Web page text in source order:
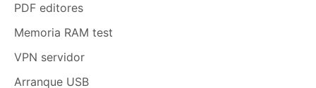
PDF editores
Memoria RAM test
VPN servidor
Arranque USB